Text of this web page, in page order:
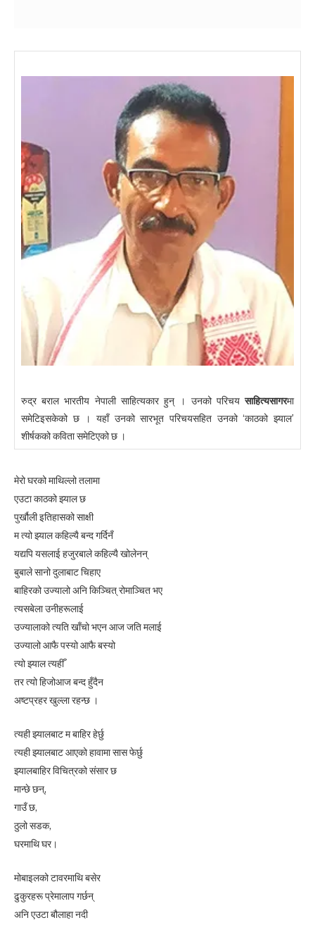
रुद्र बराल भारतीय नेपाली साहित्यकार हुन् । उनको परिचयसाहित्यसागरमा
समेटिइसकेको छ । यहाँ उनको सारभूत परिचयसहित उनको ‘काठको झ्याल’
शीर्षकको कविता समेटिएको छ ।
मेरो घरको माथिल्लो तलामा
एउटा काठको झ्याल छ
पुर्खौली इतिहासको साक्षी
म त्यो झ्याल कहिल्यै बन्द गर्दिनँ
यद्यपि यसलाई हजुरबाले कहिल्यै खोलेनन्
बुबाले सानो दुलाबाट चिहाए
बाहिरको उज्यालो अनि किञ्चित् रोमाञ्चित भए
त्यसबेला उनीहरूलाई
उज्यालाको त्यति खाँचो भएन आज जति मलाई
उज्यालो आफै पस्यो आफै बस्यो
त्यो झ्याल त्यहीँ
तर त्यो हिजोआज बन्द हुँदैन
अष्टप्रहर खुल्ला रहन्छ ।
त्यही झ्यालबाट म बाहिर हेर्छु
त्यही झ्यालबाट आएको हावामा सास फेर्छु
झ्यालबाहिर विचित्रको संसार छ
मान्छे छन्,
गाउँ छ,
ठुलो सडक,
घरमाथि घर।
मोबाइलको टावरमाथि बसेर
ढुकुरहरू प्रेमालाप गर्छन्
अनि एउटा बौलाहा नदी